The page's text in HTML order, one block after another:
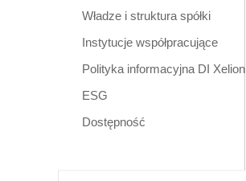
Władze i struktura spółki
Instytucje współpracujące
Polityka informacyjna DI Xelion
ESG
Dostępność